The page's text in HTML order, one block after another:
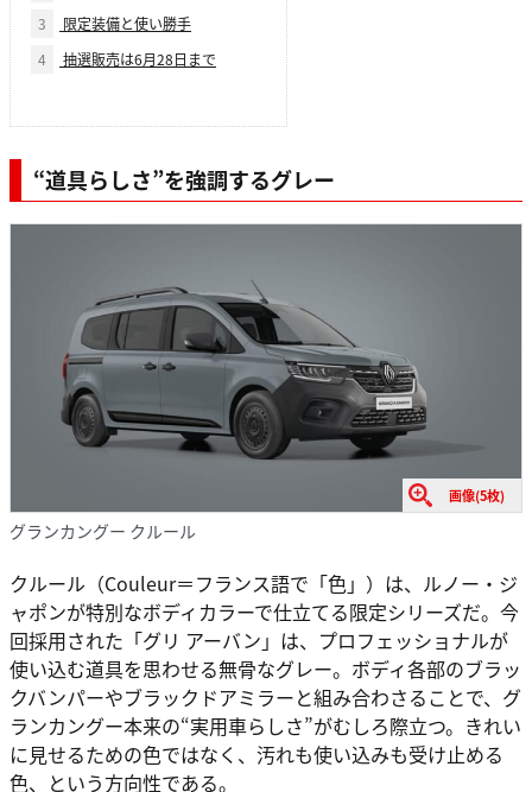
3
限定装備と使い勝手
4
抽選販売は6月28日まで
“道具らしさ”を強調するグレー
画像(5枚)
グランカングー クルール
クルール（Couleur＝フランス語で「色」）は、ルノー・ジ
ャポンが特別なボディカラーで仕立てる限定シリーズだ。今
回採用された「グリ アーバン」は、プロフェッショナルが
使い込む道具を思わせる無骨なグレー。ボディ各部のブラッ
クバンパーやブラックドアミラーと組み合わさることで、グ
ランカングー本来の“実用車らしさ”がむしろ際立つ。きれい
に見せるための色ではなく、汚れも使い込みも受け止める
色、という方向性である。